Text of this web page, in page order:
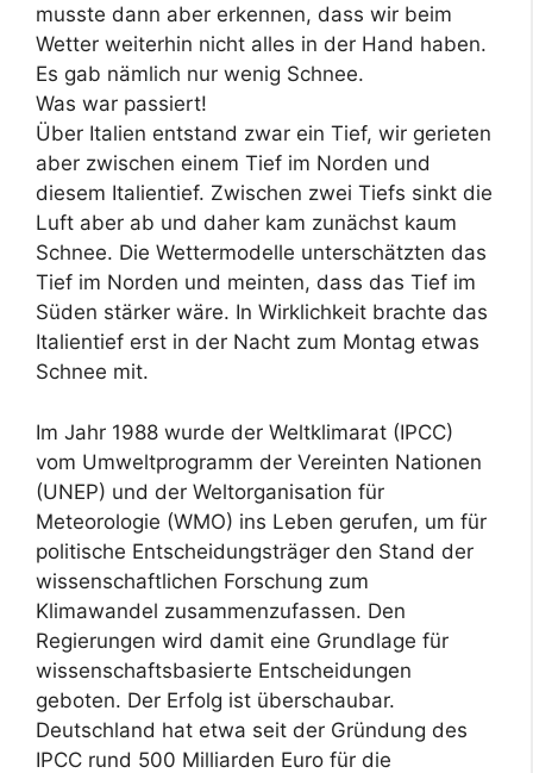
musste dann aber erkennen, dass wir beim
Wetter weiterhin nicht alles in der Hand haben.
Es gab nämlich nur wenig Schnee.
Was war passiert!
Über Italien entstand zwar ein Tief, wir gerieten
aber zwischen einem Tief im Norden und
diesem Italientief. Zwischen zwei Tiefs sinkt die
Luft aber ab und daher kam zunächst kaum
Schnee. Die Wettermodelle unterschätzten das
Tief im Norden und meinten, dass das Tief im
Süden stärker wäre. In Wirklichkeit brachte das
Italientief erst in der Nacht zum Montag etwas
Schnee mit.
Im Jahr 1988 wurde der Weltklimarat (IPCC)
vom Umweltprogramm der Vereinten Nationen
(UNEP) und der Weltorganisation für
Meteorologie (WMO) ins Leben gerufen, um für
politische Entscheidungsträger den Stand der
wissenschaftlichen Forschung zum
Klimawandel zusammenzufassen. Den
Regierungen wird damit eine Grundlage für
wissenschaftsbasierte Entscheidungen
geboten. Der Erfolg ist überschaubar.
Deutschland hat etwa seit der Gründung des
IPCC rund 500 Milliarden Euro für die